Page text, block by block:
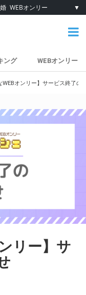
WEBオンリー ▼
ング WEBオンリー
WEBオンリー】サービス終了の
リー】サ